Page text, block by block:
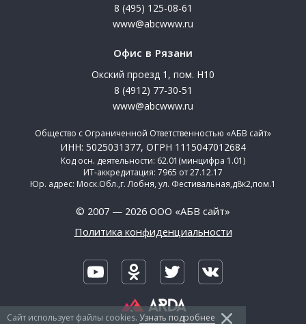
8 (495) 125-08-61
www@abcwww.ru
Офис в Рязани
Окский проезд 1, пом. Н10
8 (4912) 77-30-51
www@abcwww.ru
Общество с Ограниченной Ответственностью «АБВ сайт»
ИНН: 5025031377, ОГРН 1115047012684
Код осн. деятельности: 62.01(минцифра 1.01)
ИТ-аккредитация: 7965 от 27.12.17
Юр. адрес: Моск.Обл.,г. Лобня, ул. Фестивальная,д8к2,пом.1
© 2007 — 2026 ООО «АБВ сайт»
Политика конфиденциальности
Сайт использует файлы сookies. Узнать подробнее